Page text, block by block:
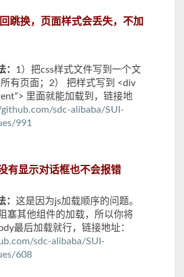
跳换，页面样式会丢失，不加
： 1）把css样式文件写到一个文
有页面；2） 把样式写到 <div
里面就能加载到，链接地
sdc-alibaba/SUI-
991
有显示对话框也不会报错
： 这是因为js加载顺序的问题。
塞其他组件的加载，所以你将
最后加载就行，链接地址：
sdc-alibaba/SUI-
608